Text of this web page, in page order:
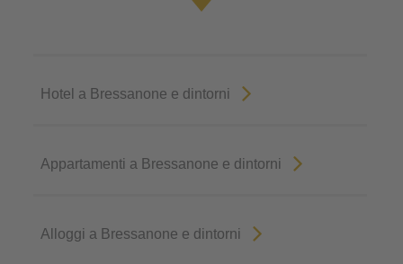
Hotel a Bressanone e dintorni
Appartamenti a Bressanone e dintorni
Alloggi a Bressanone e dintorni